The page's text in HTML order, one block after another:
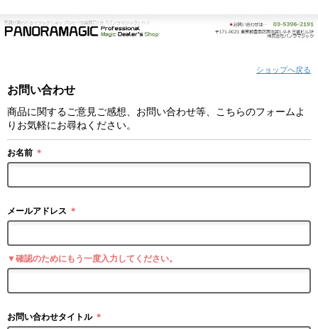
ショップへ戻る
お問い合わせ
商品に関するご意見ご感想、お問い合わせ等、こちらのフォームよ
りお気軽にお尋ねください。
お名前 ＊
メールアドレス ＊
▼確認のためにもう一度入力してください。
お問い合わせタイトル ＊